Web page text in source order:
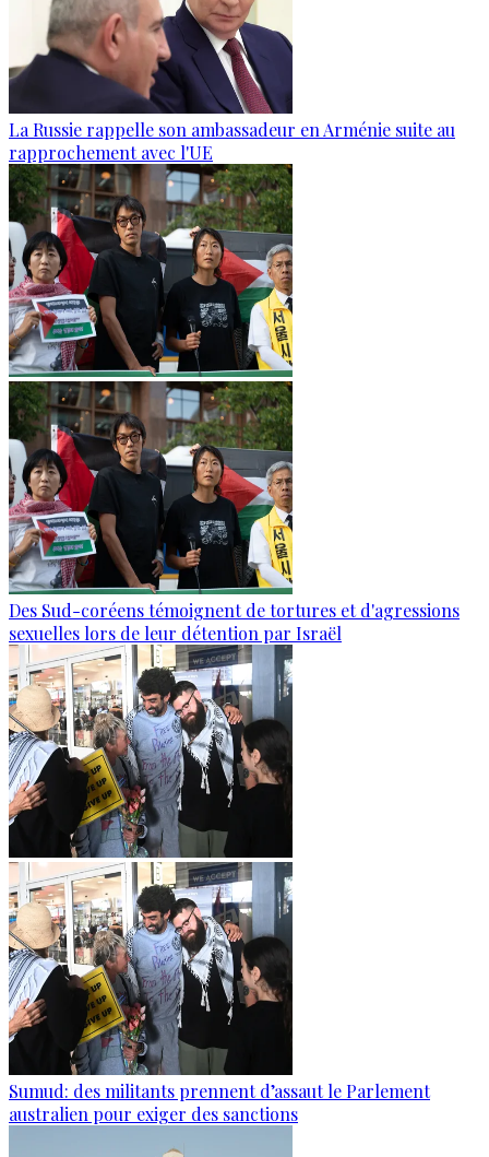
La Russie rappelle son ambassadeur en Arménie suite au
rapprochement avec l'UE
Des Sud-coréens témoignent de tortures et d'agressions
sexuelles lors de leur détention par Israël
Sumud: des militants prennent d’assaut le Parlement
australien pour exiger des sanctions